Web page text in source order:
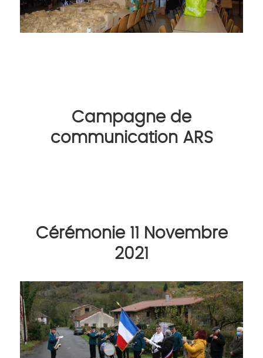
Campagne de
communication ARS
Cérémonie 11 Novembre
2021